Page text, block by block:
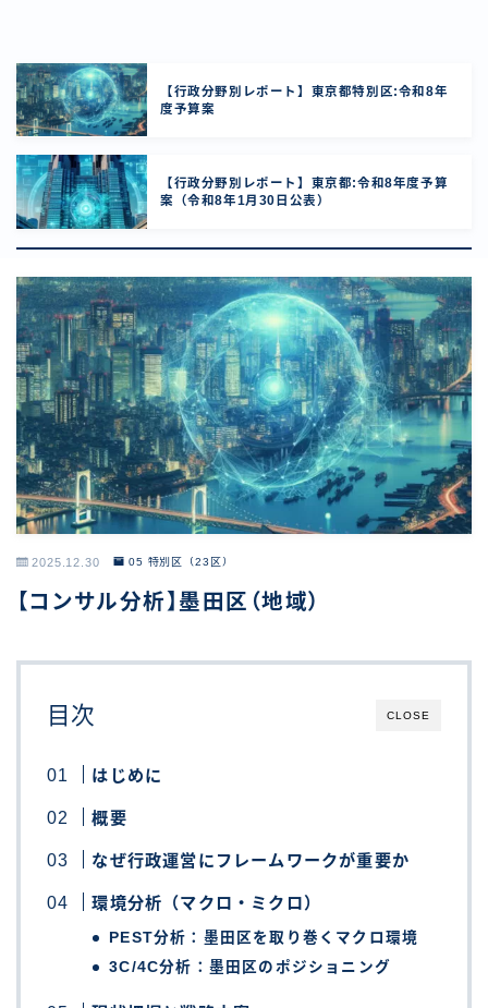
【行政分野別レポート】東京都特別区:令和8年
度予算案
【行政分野別レポート】東京都:令和8年度予算
案（令和8年1月30日公表）
2025.12.30 05 特別区（23区）
【コンサル分析】墨田区（地域）
CLOSE
目次
はじめに
概要
なぜ行政運営にフレームワークが重要か
環境分析（マクロ・ミクロ）
PEST分析：墨田区を取り巻くマクロ環境
3C/4C分析：墨田区のポジショニング